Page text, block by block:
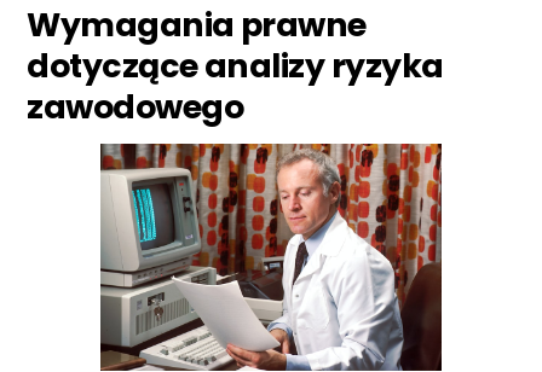
Wymagania prawne
dotyczące analizy ryzyka
zawodowego